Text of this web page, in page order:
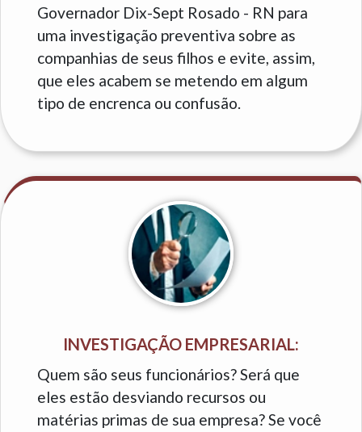
Governador Dix-Sept Rosado - RN para
uma investigação preventiva sobre as
companhias de seus filhos e evite, assim,
que eles acabem se metendo em algum
tipo de encrenca ou confusão.
INVESTIGAÇÃO EMPRESARIAL:
Quem são seus funcionários? Será que
eles estão desviando recursos ou
matérias primas de sua empresa? Se você